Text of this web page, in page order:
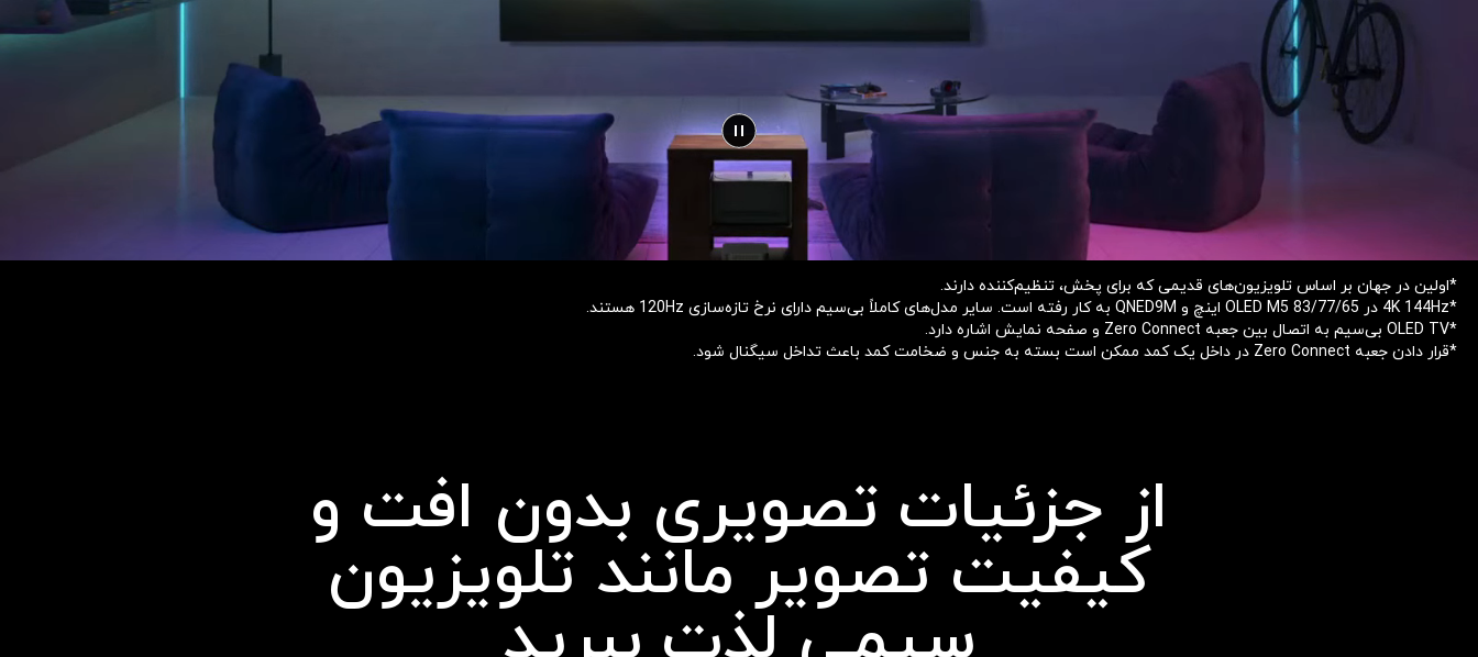
*اولین در جهان بر اساس تلویزیون‌های قدیمی که برای پخش، تنظیم‌کننده دارند.
*4K 144Hz در OLED M5 83/77/65 اینچ و QNED9M به کار رفته است. سایر مدل‌های کاملاً بی‌سیم دارای نرخ تازه‌سازی 120Hz هستند.
*OLED TV بی‌سیم به اتصال بین جعبه Zero Connect و صفحه نمایش اشاره دارد.
*قرار دادن جعبه Zero Connect در داخل یک کمد ممکن است بسته به جنس و ضخامت کمد باعث تداخل سیگنال شود.
از جزئیات تصویری بدون افت و
کیفیت تصویر مانند تلویزیون